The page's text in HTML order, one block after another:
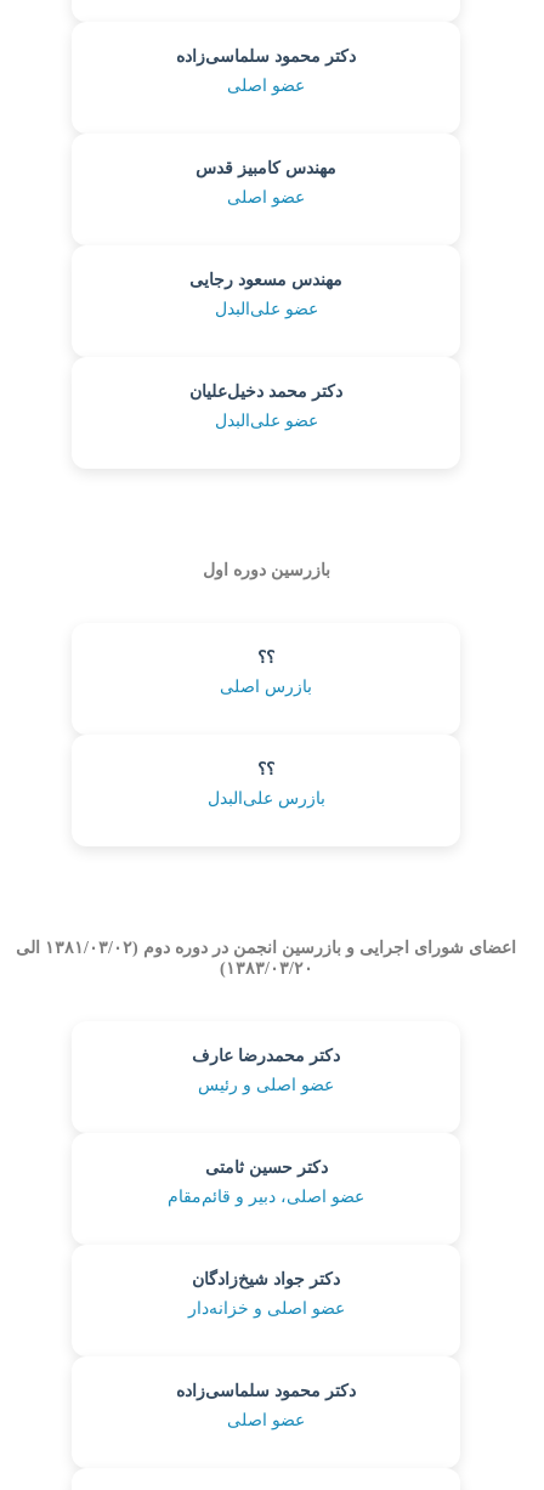
دکتر محمود سلماسی‌زاده
عضو اصلی
مهندس کامبیز قدس
عضو اصلی
مهندس مسعود رجایی
عضو علی‌البدل
دکتر محمد دخیل‌علیان
عضو علی‌البدل
بازرسین دوره اول
؟؟
بازرس اصلی
؟؟
بازرس علی‌البدل
اعضای شورای اجرایی و بازرسین انجمن در دوره دوم (۱۳۸۱/۰۳/۰۲ الی
۱۳۸۳/۰۳/۲۰)
دکتر محمدرضا عارف
عضو اصلی و رئیس
دکتر حسین ثامتی
عضو اصلی، دبیر و قائم‌مقام
دکتر جواد شیخ‌زادگان
عضو اصلی و خزانه‌دار
دکتر محمود سلماسی‌زاده
عضو اصلی